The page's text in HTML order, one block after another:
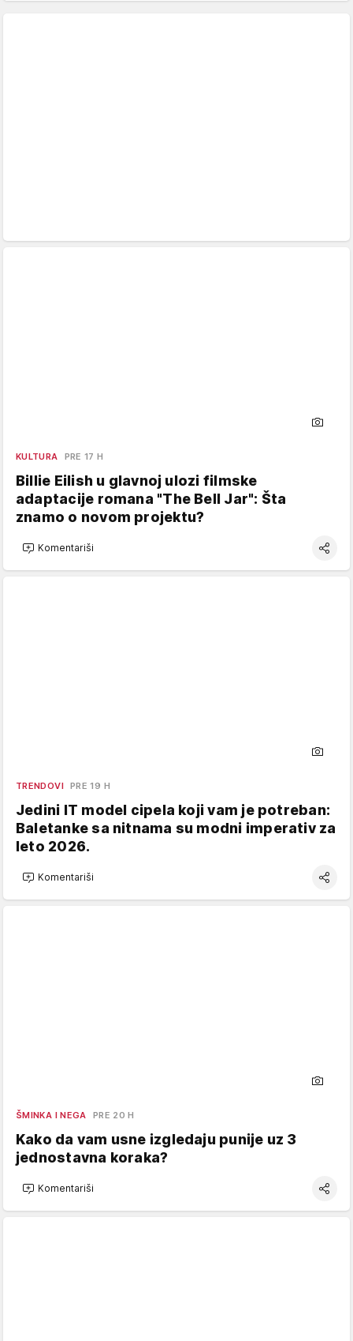
KULTURA PRE 17 H
Billie Eilish u glavnoj ulozi filmske
adaptacije romana "The Bell Jar": Šta
znamo o novom projektu?
Komentariši
TRENDOVI PRE 19 H
Jedini IT model cipela koji vam je potreban:
Baletanke sa nitnama su modni imperativ za
leto 2026.
Komentariši
ŠMINKA I NEGA PRE 20 H
Kako da vam usne izgledaju punije uz 3
jednostavna koraka?
Komentariši